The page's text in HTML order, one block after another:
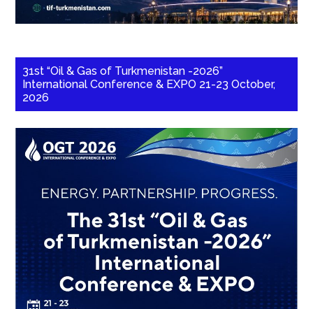
31st “Oil & Gas of Turkmenistan -2026”
International Conference & EXPO 21-23 October,
2026